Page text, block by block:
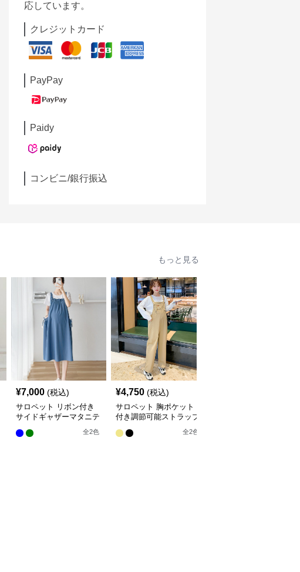
応しています。
クレジットカード
PayPay
Paidy
コンビニ/銀行振込
もっと見る
¥7,000 (税込)
サロペット リボン付き
サイドギャザーマタニテ
全2色
¥4,750 (税込)
サロペット 胸ポケット
付き調節可能ストラップ
マタニティサロペット
全2色